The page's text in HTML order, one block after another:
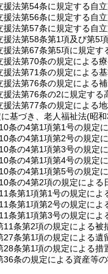
援法第54条に規定する自
援法第56条に規定する自
援法第57条に規定する自
援法第58条第1項及び第5
援法第67条第5項に規定す
援法第70条の規定による
援法第71条の規定による
援法第76条の規定による
援法第76条の2に規定する
援法第77条の規定による
基づき、老人福祉法(昭
条の4第1項第1号の規定
条の4第1項第2号の規定
条の4第1項第3号の規定
条の4第1項第4号の規定
条の4第1項第5号の規定
条の4第2項の規定による
条第1項第1号の規定によ
条第1項第2号の規定によ
条第1項第3号の規定によ
11条第2項の規定による被
27条第1項の規定による遺
28条第1項の規定による措
36条の規定による資産等